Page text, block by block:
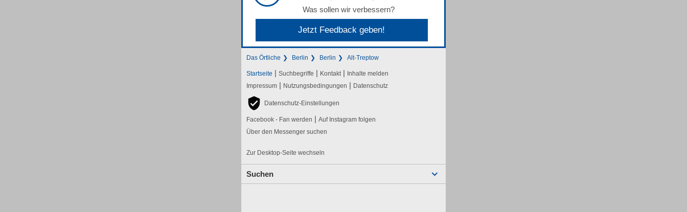
Was sollen wir verbessern?
Jetzt Feedback geben!
Das Örtliche Berlin Berlin Alt-Treptow
Startseite | Suchbegriffe | Kontakt | Inhalte melden
Impressum | Nutzungsbedingungen | Datenschutz
Datenschutz-Einstellungen
Facebook - Fan werden | Auf Instagram folgen
Über den Messenger suchen
Zur Desktop-Seite wechseln
Suchen